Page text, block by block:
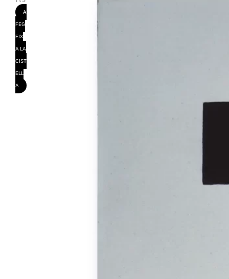
A
FEG
EIX
A LA
CIST
ELL
A